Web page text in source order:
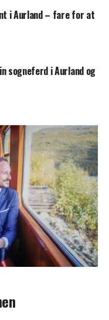
i Aurland – fare for at
sogneferd i Aurland og